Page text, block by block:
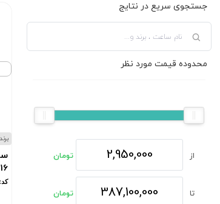
جستجوی سریع در نتایج
محدوده قیمت مورد نظر
از تومان
تا تومان
کد: MA6598L16